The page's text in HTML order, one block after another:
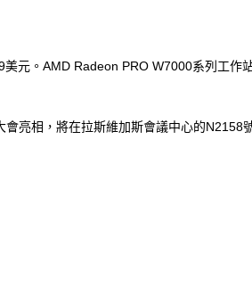
元。AMD Radeon PRO W7000系列工作
亮相，將在拉斯維加斯會議中心的N2158